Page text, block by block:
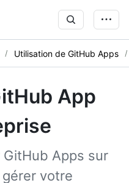
Utilisation de GitHub Apps
App
Apps sur
votre